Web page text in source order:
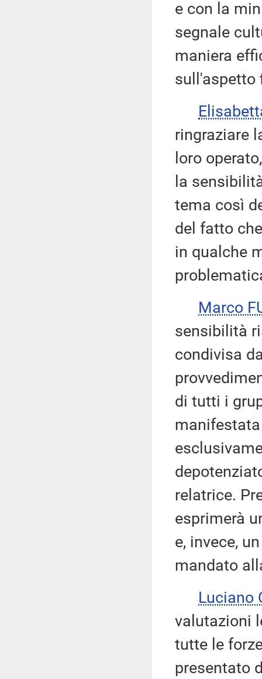
e con la
segnale
maniera
sull'aspetto
ringraziare
loro
la
tema così
del fatto
in qualche
Marco
sensibilità
condivisa
di tutti i
relatrice.
esprimerà
e, invece,
mandato
Luciano
valutazioni
tutte le
presentato